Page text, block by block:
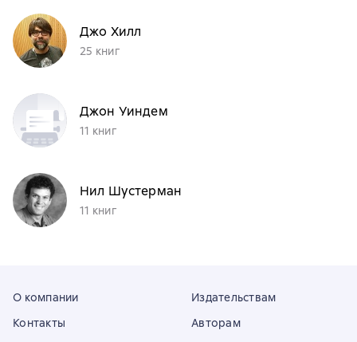
Джо Хилл
25 книг
Джон Уиндем
11 книг
Нил Шустерман
11 книг
О компании
Контакты
Издательствам
Авторам